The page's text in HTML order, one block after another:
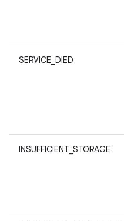
SERVICE_DIED
INSUFFICIENT_STORAGE